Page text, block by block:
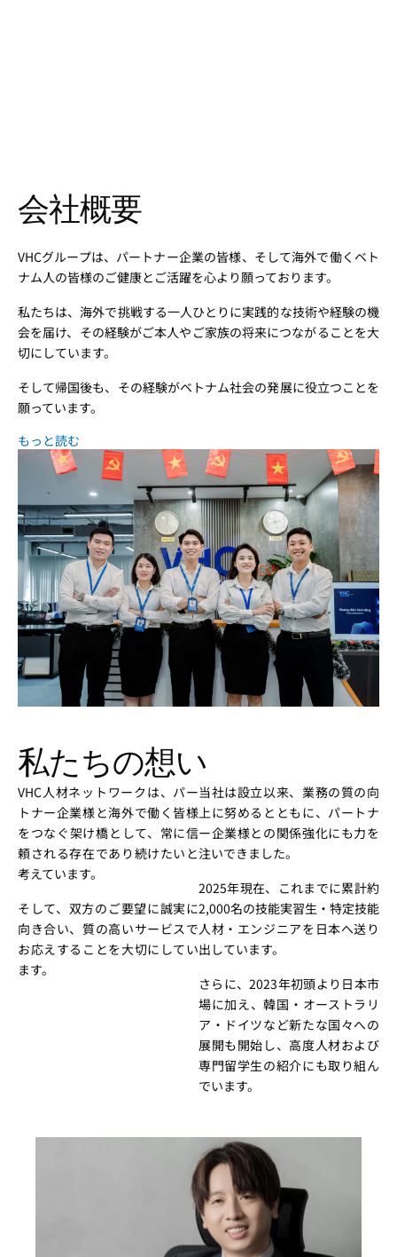
会社概要
VHCグループは、パートナー企業の皆様、そして海外で働くベト
ナム人の皆様のご健康とご活躍を心より願っております。
私たちは、海外で挑戦する一人ひとりに実践的な技術や経験の機
会を届け、その経験がご本人やご家族の将来につながることを大
切にしています。
そして帰国後も、その経験がベトナム社会の発展に役立つことを
願っています。
もっと読む
私たちの想い
VHC人材ネットワークは、パー
トナー企業様と海外で働く皆様
をつなぐ架け橋として、常に信
頼される存在であり続けたいと
考えています。
そして、双方のご要望に誠実に
向き合い、質の高いサービスで
お応えすることを大切にしてい
ます。
当社は設立以来、業務の質の向
上に努めるとともに、パートナ
ー企業様との関係強化にも力を
注いできました。
2025年現在、これまでに累計約
2,000名の技能実習生・特定技能
人材・エンジニアを日本へ送り
出しています。
さらに、2023年初頭より日本市
場に加え、韓国・オーストラリ
ア・ドイツなど新たな国々への
展開も開始し、高度人材および
専門留学生の紹介にも取り組ん
でいます。